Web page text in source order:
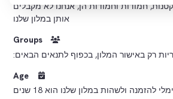
חמודות וחמודות הן, אנחנו לא מקבלים
אותן במלון שלנו
רק באישור המלון, בכפוף לתנאים הבאים:
להזמנה ולשהות במלון שלנו הוא 18 שנים